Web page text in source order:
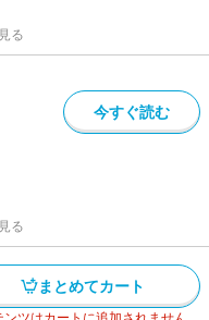
る
今すぐ読む
る
まとめてカート